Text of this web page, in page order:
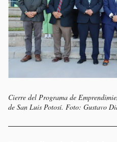
Cierre del Programa de
de San Luis Potosí. Foto: Gustavo